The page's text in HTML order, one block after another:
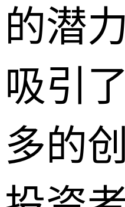
的潜
吸引
多的